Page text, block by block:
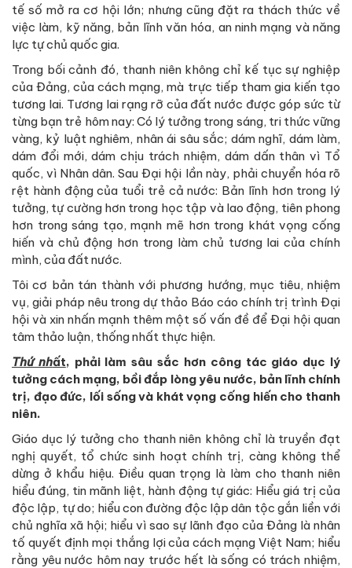
tế số mở ra cơ hội lớn; nhưng cũng đặt ra thách thức về
việc làm, kỹ năng, bản lĩnh văn hóa, an ninh mạng và năng
lực tự chủ quốc gia.
Trong bối cảnh đó, thanh niên không chỉ kế tục sự nghiệp
của Đảng, của cách mạng, mà trực tiếp tham gia kiến tạo
tương lai. Tương lai rạng rỡ của đất nước được góp sức từ
từng bạn trẻ hôm nay: Có lý tưởng trong sáng, tri thức vững
vàng, kỷ luật nghiêm, nhân ái sâu sắc; dám nghĩ, dám làm,
dám đổi mới, dám chịu trách nhiệm, dám dấn thân vì Tổ
quốc, vì Nhân dân. Sau Đại hội lần này, phải chuyển hóa rõ
rệt hành động của tuổi trẻ cả nước: Bản lĩnh hơn trong lý
tưởng, tự cường hơn trong học tập và lao động, tiên phong
hơn trong sáng tạo, mạnh mẽ hơn trong khát vọng cống
hiến và chủ động hơn trong làm chủ tương lai của chính
mình, của đất nước.
Tôi cơ bản tán thành với phương hướng, mục tiêu, nhiệm
vụ, giải pháp nêu trong dự thảo Báo cáo chính trị trình Đại
hội và xin nhấn mạnh thêm một số vấn đề để Đại hội quan
tâm thảo luận, thống nhất thực hiện.
Thứ nhất, phải làm sâu sắc hơn công tác giáo dục lý
tưởng cách mạng, bồi đắp lòng yêu nước, bản lĩnh chính
trị, đạo đức, lối sống và khát vọng cống hiến cho thanh
niên.
Giáo dục lý tưởng cho thanh niên không chỉ là truyền đạt
nghị quyết, tổ chức sinh hoạt chính trị, càng không thể
dừng ở khẩu hiệu. Điều quan trọng là làm cho thanh niên
hiểu đúng, tin mãnh liệt, hành động tự giác: Hiểu giá trị của
độc lập, tự do; hiểu con đường độc lập dân tộc gắn liền với
chủ nghĩa xã hội; hiểu vì sao sự lãnh đạo của Đảng là nhân
tố quyết định mọi thắng lợi của cách mạng Việt Nam; hiểu
rằng yêu nước hôm nay trước hết là sống có trách nhiệm,